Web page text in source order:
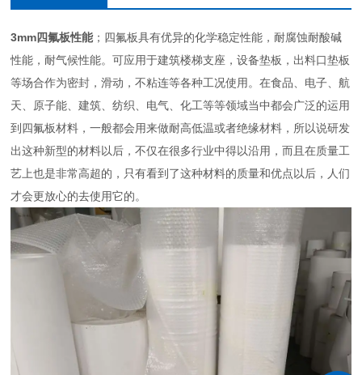
3mm四氟板性能；四氟板具有优异的化学稳定性能，耐腐蚀耐酸碱
性能，耐气候性能。可应用于建筑楼梯支座，设备垫板，出料口垫板
等场合作为密封，滑动，不粘连等各种工况使用。在食品、电子、航
天、原子能、建筑、纺织、电气、化工等等领域当中都会广泛的运用
到四氟板材料，一般都会用来做耐高低温或者绝缘材料，所以说研发
出这种新型的材料以后，不仅在很多行业中得以沿用，而且在质量工
艺上也是非常高超的，只有看到了这种材料的质量和优点以后，人们
才会更放心的去使用它的。